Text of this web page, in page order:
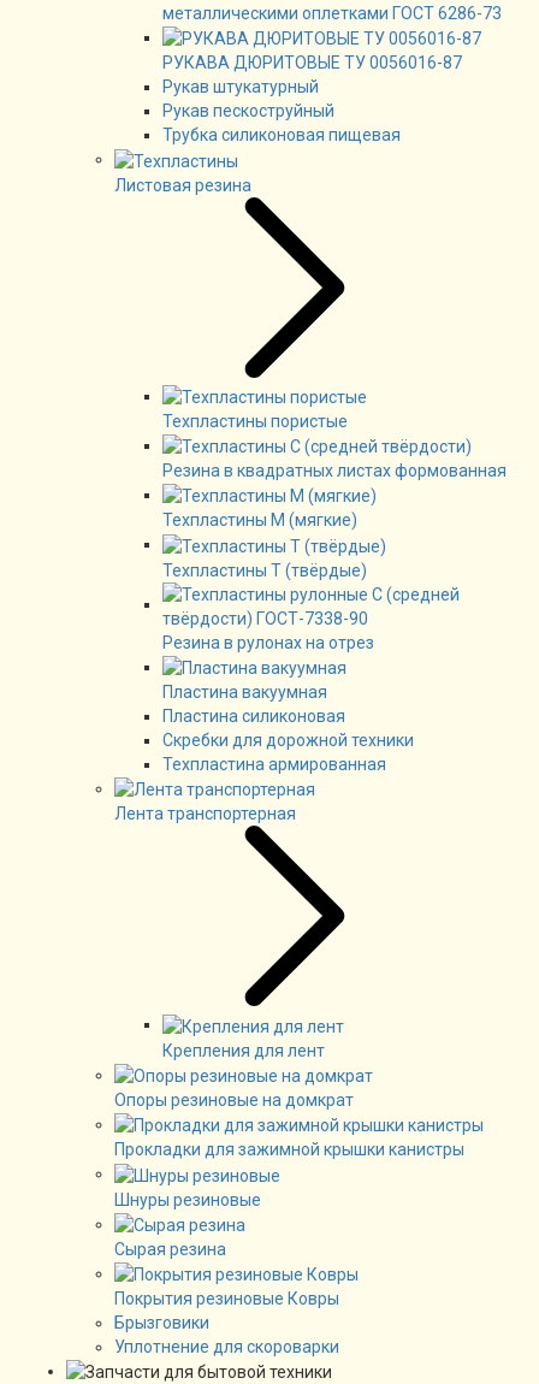
металлическими оплетками ГОСТ 6286-73
РУКАВА ДЮРИТОВЫЕ ТУ 0056016-87
Рукав штукатурный
Рукав пескоструйный
Трубка силиконовая пищевая
Листовая резина
Техпластины пористые
Резина в квадратных листах формованная
Техпластины М (мягкие)
Техпластины Т (твёрдые)
Резина в рулонах на отрез
Пластина вакуумная
Пластина силиконовая
Скребки для дорожной техники
Техпластина армированная
Лента транспортерная
Крепления для лент
Опоры резиновые на домкрат
Прокладки для зажимной крышки канистры
Шнуры резиновые
Сырая резина
Покрытия резиновые Ковры
Брызговики
Уплотнение для скороварки